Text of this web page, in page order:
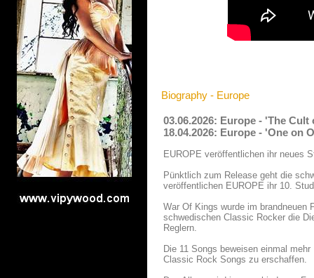
Biography - Europe
03.06.2026: Europe - 'The
18.04.2026: Europe - 'One on
EUROPE veröffentlichen ihr neues
Pünktlich zum Release geht die
veröffentlichen EUROPE ihr 10.
War Of Kings wurde im brandneuen
schwedischen Classic Rocker die
Reglern.
Die 11 Songs beweisen einmal
Classic Rock Songs zu erschaffen.